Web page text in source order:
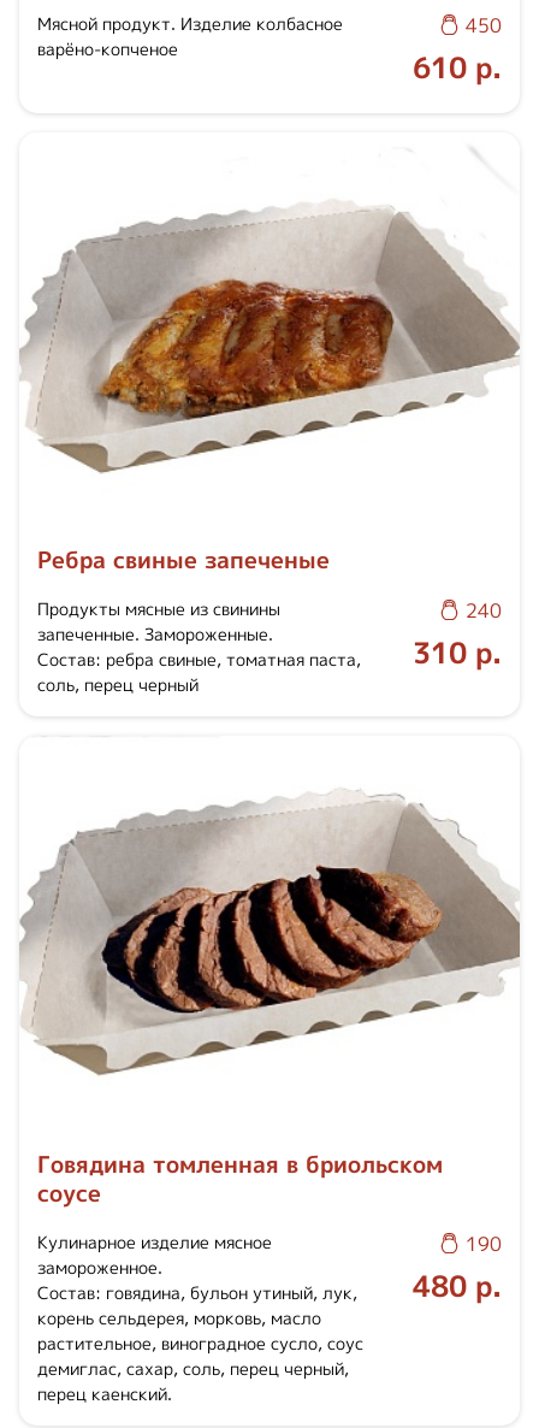
Мясной продукт. Изделие колбасное
варёно-копченое
450
610 р.
Ребра свиные запеченые
Продукты мясные из свинины
запеченные. Замороженные.
Состав: ребра свиные, томатная паста,
соль, перец черный
240
310 р.
Говядина томленная в бриольском
соусе
Кулинарное изделие мясное
замороженное.
Состав: говядина, бульон утиный, лук,
корень сельдерея, морковь, масло
растительное, виноградное сусло, соус
демиглас, сахар, соль, перец черный,
перец каенский.
190
480 р.